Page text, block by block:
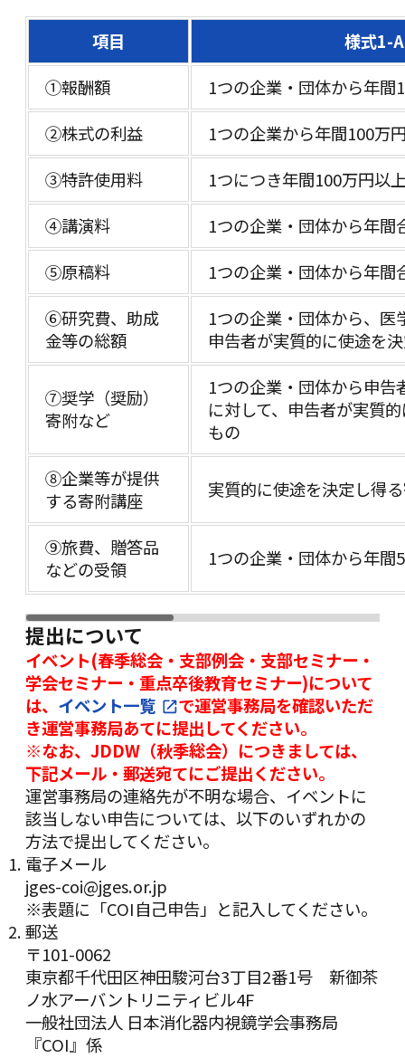
項目
様式1-
①報酬額
1つの企業・団体から年間
②株式の利益
1つの企業から年間100万
③特許使用料
1つにつき年間100万円以
④講演料
1つの企業・団体から年間
⑤原稿料
1つの企業・団体から年間
⑥研究費、助成
金等の総額
1つの企業・団体から、
申告者が実質的に使途を
⑦奨学（奨励）
寄附など
1つの企業・団体から申
に対して、申告者が実質
もの
⑧企業等が提供
する寄附講座
実質的に使途を決定し得
⑨旅費、贈答品
などの受領
1つの企業・団体から年間
提出について
イベント(春季総会・支部例会・支部セミナー・
学会セミナー・重点卒後教育セミナー)について
は、 イベント一覧
で運営事務局を確認いただ
き運営事務局あてに提出してください。
※なお、JDDW（秋季総会）につきましては、
下記メール・郵送宛てにご提出ください。
運営事務局の連絡先が不明な場合、イベントに
該当しない申告については、以下のいずれかの
方法で提出してください。
電子メール
jges-coi@jges.or.jp
※表題に「COI自己申告」と記入してください。
郵送
〒101-0062
東京都千代田区神田駿河台3丁目2番1号 新御茶
ノ水アーバントリニティビル4F
一般社団法人 日本消化器内視鏡学会事務局
『COI』係